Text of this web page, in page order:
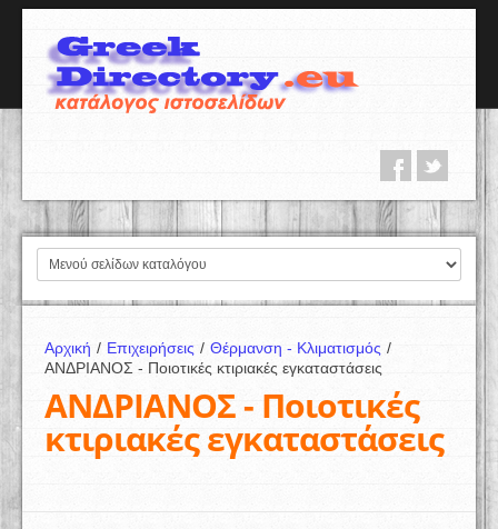
Αρχική / Επιχειρήσεις / Θέρμανση - Κλιματισμός /
ΑΝΔΡΙΑΝΟΣ - Ποιοτικές κτιριακές εγκαταστάσεις
ΑΝΔΡΙΑΝΟΣ - Ποιοτικές
κτιριακές εγκαταστάσεις